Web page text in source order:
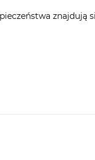
Rezultat: znajdują